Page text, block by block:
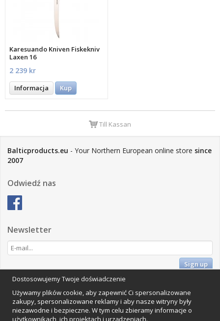
Karesuando Kniven Fiskekniv
Laxen 16
2 239 kr
Informacja Kup
Till Kassan
Balticproducts.eu - Your Northern European online store since
2007
Odwiedź nas
Newsletter
Sign up
Impressum
Vamos Commerce AB
Orkestervägen 1, 224 72 Lund, Szwecja
Organisationsnummer: 559502-0453
Dostosowujemy Twoje doświadczenie
Używamy plików cookie, aby zapewnić Ci spersonalizowane
zakupy, spersonalizowane reklamy i aby nasze witryny były
niezawodne i bezpieczne. W tym celu zbieramy informacje o
użytkownikach, ich projektach i urządzeniach.